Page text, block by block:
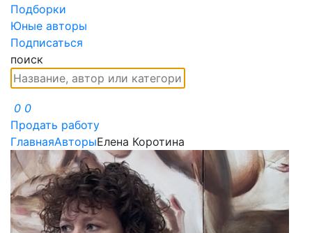
Подборки
Юные авторы
Подписаться
поиск
0 0
Продать работу
ГлавнаяАвторыЕлена Коротина